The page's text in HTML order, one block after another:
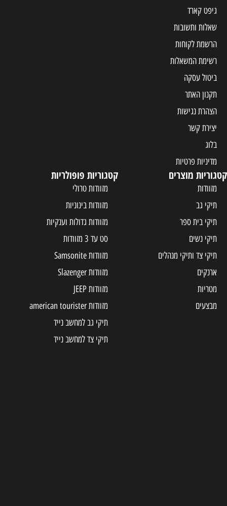
גיפט קארד
שאלות ותשובות
הרשמת לקוחות
רשימת המשאלות
ביטול עסקה
תקנון האתר
הצהרת נגישות
יצירת קשר
בלוג
מדיניות פרטיות
קטגוריות מוצרים
מזוודות
תיקי גב
תיקי בית ספר
תיקי נשים
תיקי צד ותיקי מנהלים
ארנקים
מטריות
מבצעים
קטגוריות פופולריות
מזוודות טרולי
מזוודות בינוניות
מזוודות גדולות וענקיות
סט עד 3 מזוודות
מזוודות Samsonite
מזוודות Slazenger
מזוודות JEEP
מזוודות american tourister
תיקי גב למחשב נייד
תיקי צד למחשב נייד